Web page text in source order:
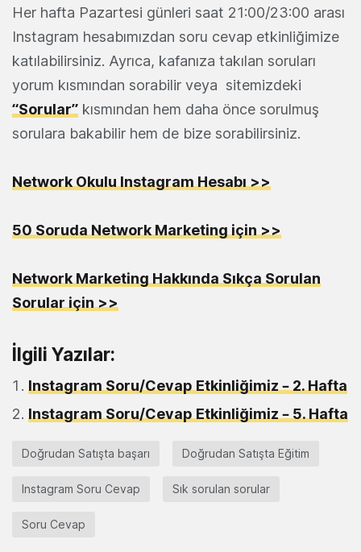
Her hafta Pazartesi günleri saat 21:00/23:00 arası
Instagram hesabımızdan soru cevap etkinliğimize
katılabilirsiniz. Ayrıca, kafanıza takılan soruları
yorum kısmından sorabilir veya sitemizdeki
“Sorular” kısmından hem daha önce sorulmuş
sorulara bakabilir hem de bize sorabilirsiniz.
Network Okulu Instagram Hesabı >>
50 Soruda Network Marketing için >>
Network Marketing Hakkında Sıkça Sorulan
Sorular için >>
İlgili Yazılar:
Instagram Soru/Cevap Etkinliğimiz – 2. Hafta
Instagram Soru/Cevap Etkinliğimiz – 5. Hafta
Doğrudan Satışta başarı Doğrudan Satışta Eğitim
Instagram Soru Cevap Sık sorulan sorular
Soru Cevap